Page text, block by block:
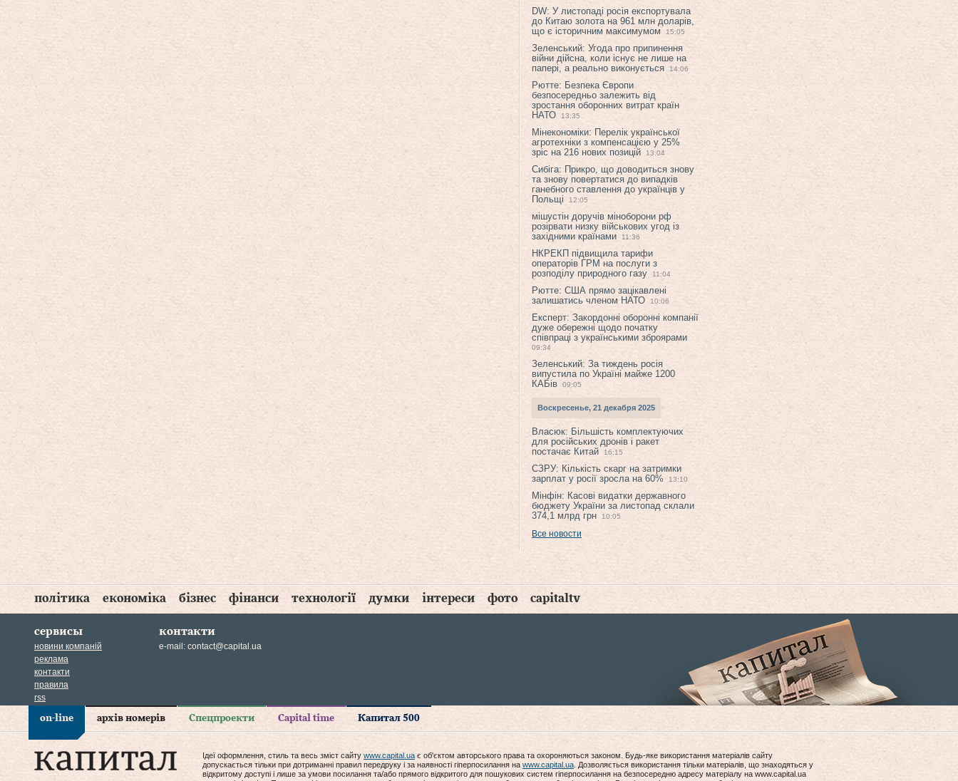
DW: У листопаді росія експортувала
до Китаю золота на 961 млн доларів,
що є історичним максимумом
15:05
Зеленський: Угода про припинення
війни дійсна, коли існує не лише на
папері, а реально виконується
14:06
Рютте: Безпека Європи
безпосередньо залежить від
зростання оборонних витрат країн
НАТО
13:35
Мінекономіки: Перелік української
агротехніки з компенсацією у 25%
зріс на 216 нових позицій
13:04
Сибіга: Прикро, що доводиться знову
та знову повертатися до випадків
ганебного ставлення до українців у
Польщі
12:05
мішустін доручів міноборони рф
розірвати низку військових угод із
західними країнами
11:36
НКРЕКП підвищила тарифи
операторів ГРМ на послуги з
розподілу природного газу
11:04
Рютте: США прямо зацікавлені
залишатись членом НАТО
10:06
Експерт: Закордонні оборонні компанії
дуже обережні щодо початку
співпраці з українськими зброярами
09:34
Зеленський: За тиждень росія
випустила по Україні майже 1200
КАБів
09:05
Воскресенье, 21 декабря 2025
Власюк: Більшість комплектуючих
для російських дронів і ракет
постачає Китай
16:15
СЗРУ: Кількість скарг на затримки
зарплат у росії зросла на 60%
13:10
Мінфін: Касові видатки державного
бюджету України за листопад склали
374,1 млрд грн
10:05
Все новости
політика економіка бізнес фінанси технології думки інтереси фото capitaltv
сервисы
новини компаній
реклама
контакти
правила
rss
контакти
e-mail: contact@capital.ua
on-line архів номерів Спецпроекти Capital time Капитал 500
Ідеї оформлення, стиль та весь зміст сайту www.capital.ua є об'єктом авторського права та охороняються законом. Будь-яке використання матеріалів сайту
допускається тільки при дотриманні правил передруку і за наявності гіперпосилання на www.capital.ua . Дозволяється використання тільки матеріалів, що знаходяться у
відкритому доступі і лише за умови посилання та/або прямого відкритого для пошукових систем гіперпосилання на безпосередню адресу матеріалу на www.capital.ua